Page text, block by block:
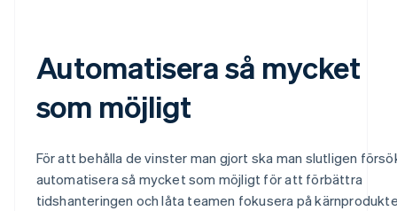
Automatisera så mycket
som möjligt
För att behålla de vinster man gjort ska man slutligen
automatisera så mycket som möjligt för att förbättra
tidshanteringen och låta teamen fokusera på